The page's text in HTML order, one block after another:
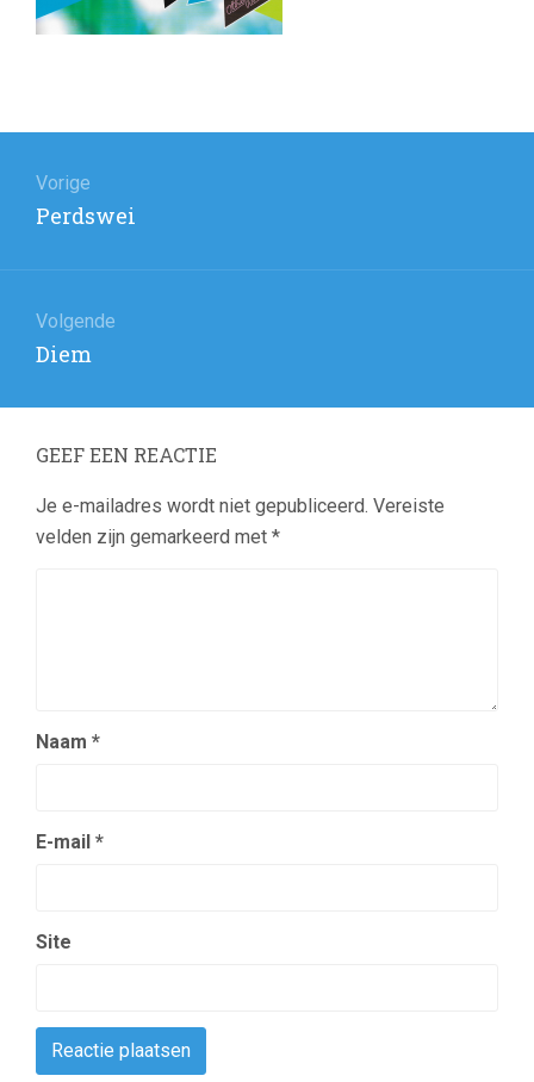
navigatie
Vorige
Vorig
Perdswei
Volgende
Volgend
Diem
GEEF EEN REACTIE
Je e-mailadres wordt niet gepubliceerd. Vereiste
velden zijn gemarkeerd met *
Naam *
E-mail *
Site